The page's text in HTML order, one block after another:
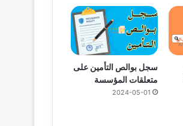
سجل بوالص التأمين على
متعلقات المؤسسة
2024-05-01